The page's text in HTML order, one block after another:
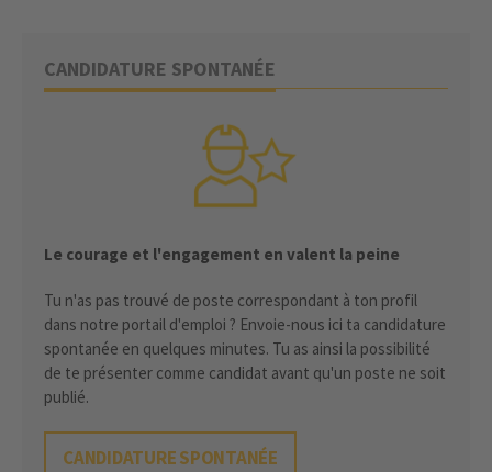
CANDIDATURE SPONTANÉE
Le courage et l'engagement en valent la peine
Tu n'as pas trouvé de poste correspondant à ton profil
dans notre portail d'emploi ? Envoie-nous ici ta candidature
spontanée en quelques minutes. Tu as ainsi la possibilité
de te présenter comme candidat avant qu'un poste ne soit
publié.
CANDIDATURE SPONTANÉE